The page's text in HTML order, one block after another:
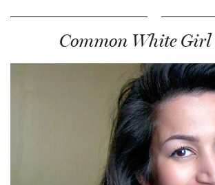
Common White Girl